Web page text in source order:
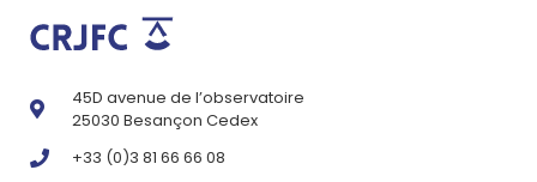
45D avenue de l’observatoire
25030 Besançon Cedex
+33 (0)3 81 66 66 08